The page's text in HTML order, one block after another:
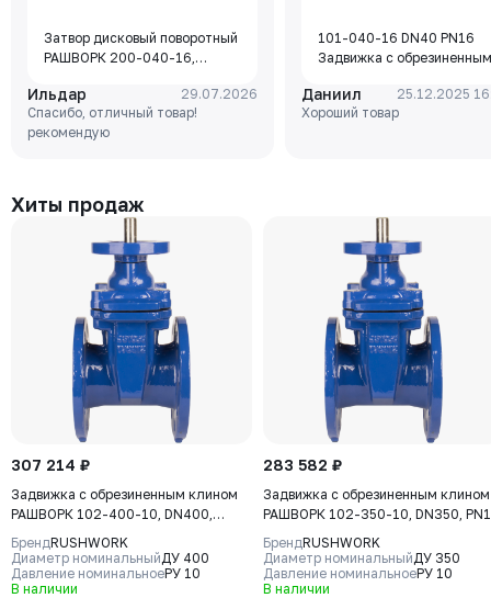
Затвор дисковый поворотный
РАШВОРК 200-040-16,
250 (GG25), диск - GJS-400-
15 (GGG40), уплотнение -
EPDM, М/Ф, рукоятка
Ильдар
29.07.2026
Спасибо, отличный товар!
рекомендую
101-040-16 DN40 PN16
Задвижка с обрезиненным
чугун, клин-EPDM,
Tmax=110°C Ф/Ф
Даниил
25.12.2025
Хороший товар
Хиты продаж
307 214 ₽
Задвижка с обрезиненным клином
РАШВОРК 102-400-10, DN400,
PN10, корпус GGG50, клин - GGG50,
уплотнение - EPDM, Ф/Ф, ISO5210, с
голым штоком
БрендRUSHWORK
Диаметр номинальныйДУ 400
Давление номинальноеРУ 10
В наличии
283 582 ₽
Задвижка с обрезиненным клином
РАШВОРК 102-350-10, DN350,
корпус GGG50, клин - GGG50,
уплотнение - EPDM, Ф/Ф,
голым штоком
БрендRUSHWORK
Диаметр номинальныйДУ 350
Давление номинальноеРУ 10
В наличии